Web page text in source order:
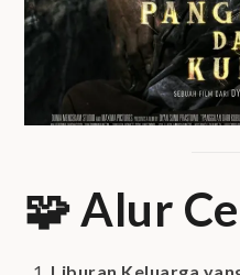
🧩 Alur
Liburan Keluarga